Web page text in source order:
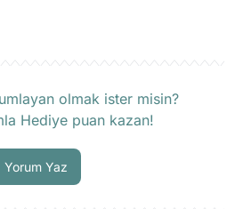
olmak ister misin?
Hediye puan kazan!
Yorum Yaz